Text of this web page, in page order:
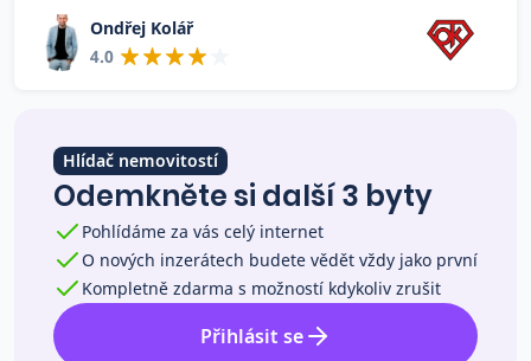
Ondřej Kolář
4.0
Hlídač nemovitostí
Odemkněte si další 3 byty
Pohlídáme za vás celý internet
O nových inzerátech budete vědět vždy jako první
Kompletně zdarma s možností kdykoliv zrušit
Přihlásit se